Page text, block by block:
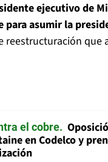
ejecutivo de
para asumir la
reestructuración que
el cobre
en Codelco y